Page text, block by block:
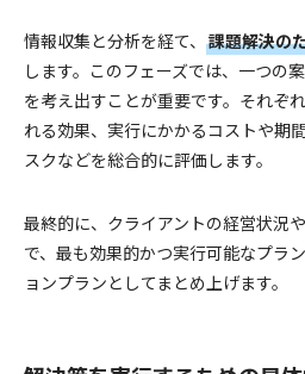
情報収集と分析を経て、 課題解決の
します。このフェーズでは、一つの
を考え出すことが重要です。それぞ
れる効果、実行にかかるコストや期
スクなどを総合的に評価します。
最終的に、クライアントの経営状況
で、最も効果的かつ実行可能なプラ
ョンプランとしてまとめ上げます。